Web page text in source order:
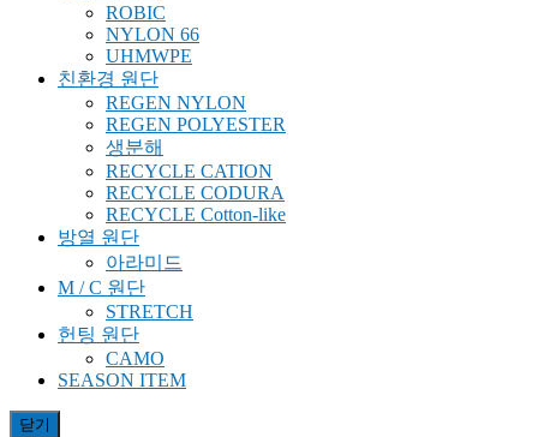
ROBIC
NYLON 66
UHMWPE
친환경 원단
REGEN NYLON
REGEN POLYESTER
생분해
RECYCLE CATION
RECYCLE CODURA
RECYCLE Cotton-like
방열 원단
아라미드
M / C 원단
STRETCH
헌팅 원단
CAMO
SEASON ITEM
닫기